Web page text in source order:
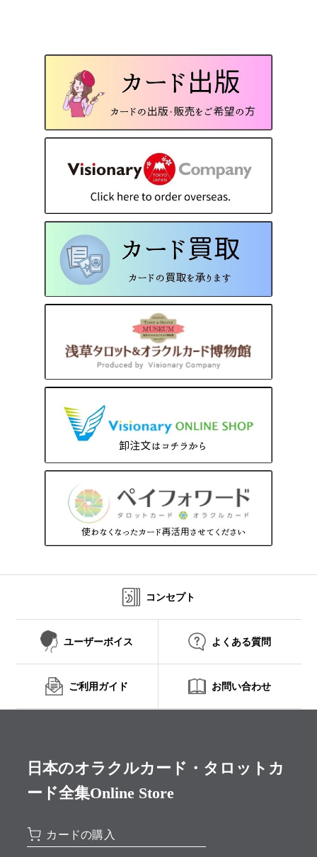
コンセプト
ユーザーボイス よくある質問
ご利用ガイド お問い合わせ
日本のオラクルカード・タロットカ
ード全集Online Store
カードの購入